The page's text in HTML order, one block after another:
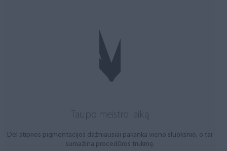
Taupo meistro laiką
Dėl stiprios pigmentacijos dažniausiai pakanka vieno sluoksnio, o tai
sumažina procedūros trukmę.